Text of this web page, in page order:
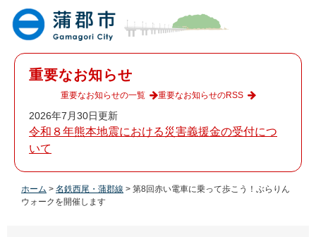
重要なお知らせ
2026年7月30日更新
令和８年熊本地震における災害義援金の受付につ
いて
重要なお知らせの一覧 重要なお知らせのRSS
ホーム > 名鉄西尾・蒲郡線 > 第8回赤い電車に乗って歩こう！ぶらりん
ウォークを開催します